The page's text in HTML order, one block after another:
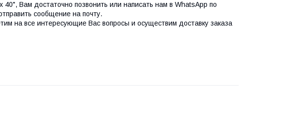
Вам достаточно позвонить или написать нам в WhatsApp по
сообщение на почту.
на все интересующие Вас вопросы и осуществим доставку заказа